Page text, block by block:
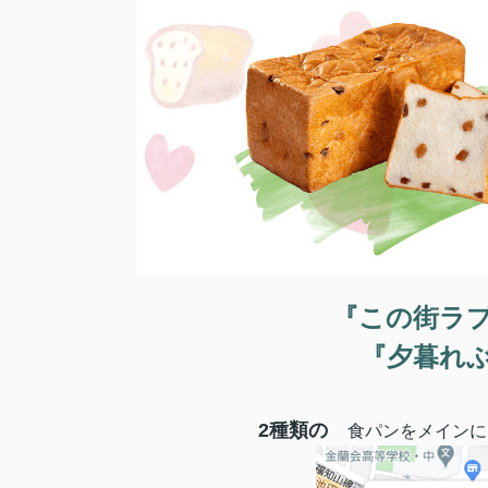
『この街ラ
『夕暮れ
2種類の 食パンをメイン